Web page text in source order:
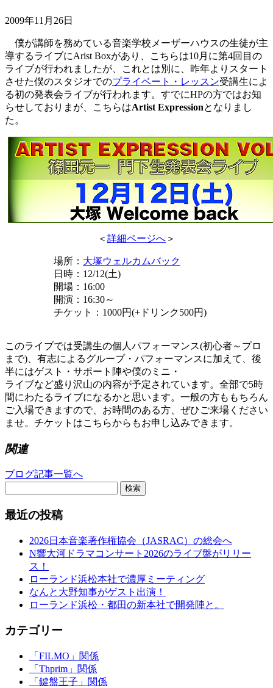
2009年11月26日
僕が講師を務めている音楽学校メーザーハウスの生徒が主
導するライブにArist Boxがあり、こちらは10月に第4回目の
ライブが行われましたが、これとは別に、昨年よりスタート
させた僕のスタジオでのプライベート・レッスン受講生によ
る初の発表会ライブが行われます。すでにHPの方ではお知
らせしておりまが、こちらはArtist Expressionとなりまし
た。
＜ 詳細ページへ ＞
場所： 大塚ウェルカムバック
日時：12/12(土)
開場：16:00
開演：16:30～
チケット：1000円(+ドリンク500円)
このライブでは受講生の個人パフォーマンス(初心者～プロ
まで)、有志によるグループ・パフォーマンスに加えて、後
半にはゲスト・サポート陣や僕のミニ・
ライブなど盛り沢山の内容が予定されています。全部で5時
間にわたるライブになるかと思います。一般の方ももちろん
ご入場できますので、お時間のある方、ぜひご来場ください
ませ。チケットはこちらからもお申し込みできます。
関連
ブログ記事一覧へ
検索
最近の投稿
2026日本音楽著作権協会（JASRAC）の総会へ
N響大河ドラマコンサート2026のライブ盤がリリー
ス！
ローランド浜松本社で濃厚ミーティング
なんと大野知事がゲスト出演！
ローランド浜松・都田の新本社で開発陣と。
カテゴリー
「FILMO」関係
「Thprim」関係
「鍵盤王子」関係